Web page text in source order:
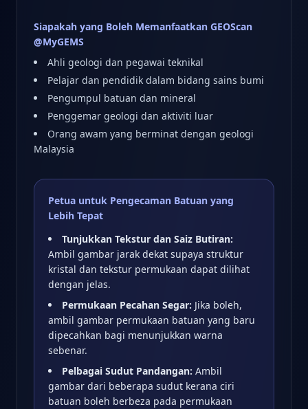
Siapakah yang Boleh Memanfaatkan GEOScan
@MyGEMS
Ahli geologi dan pegawai teknikal
Pelajar dan pendidik dalam bidang sains bumi
Pengumpul batuan dan mineral
Penggemar geologi dan aktiviti luar
Orang awam yang berminat dengan geologi
Malaysia
Petua untuk Pengecaman Batuan yang
Lebih Tepat
Tunjukkan Tekstur dan Saiz Butiran:
Ambil gambar jarak dekat supaya struktur
kristal dan tekstur permukaan dapat dilihat
dengan jelas.
Permukaan Pecahan Segar: Jika boleh,
ambil gambar permukaan batuan yang baru
dipecahkan bagi menunjukkan warna
sebenar.
Pelbagai Sudut Pandangan: Ambil
gambar dari beberapa sudut kerana ciri
batuan boleh berbeza pada permukaan